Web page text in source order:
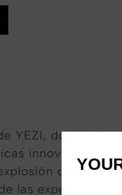
YEZI, donde
innovadoras se
de
las experiencias